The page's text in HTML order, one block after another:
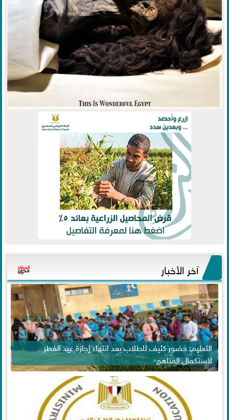
آخر الأخبار
التعليم: حضور كثيف للطلاب بعد انتهاء إجازة عيد الفطر
لاستكمال المناهج